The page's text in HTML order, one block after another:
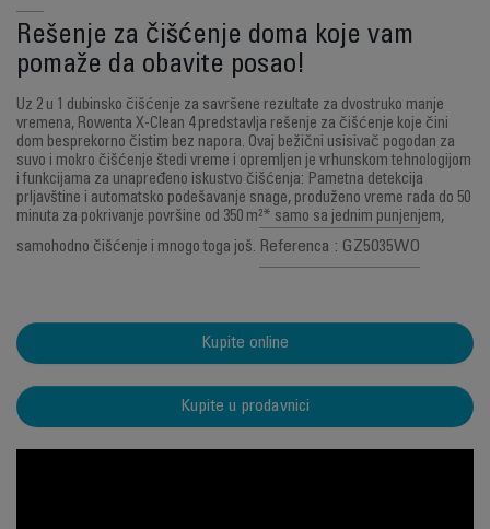
Rešenje za čišćenje doma koje vam
pomaže da obavite posao!
Uz 2 u 1 dubinsko čišćenje za savršene rezultate za dvostruko manje
vremena, Rowenta X-Clean 4 predstavlja rešenje za čišćenje koje čini
dom besprekorno čistim bez napora. Ovaj bežični usisivač pogodan za
suvo i mokro čišćenje štedi vreme i opremljen je vrhunskom tehnologijom
i funkcijama za unapređeno iskustvo čišćenja: Pametna detekcija
prljavštine i automatsko podešavanje snage, produženo vreme rada do 50
minuta za pokrivanje površine od 350 m²* samo sa jednim punjenjem,
samohodno čišćenje i mnogo toga još. Referenca : GZ5035WO
Kupite online
Kupite u prodavnici